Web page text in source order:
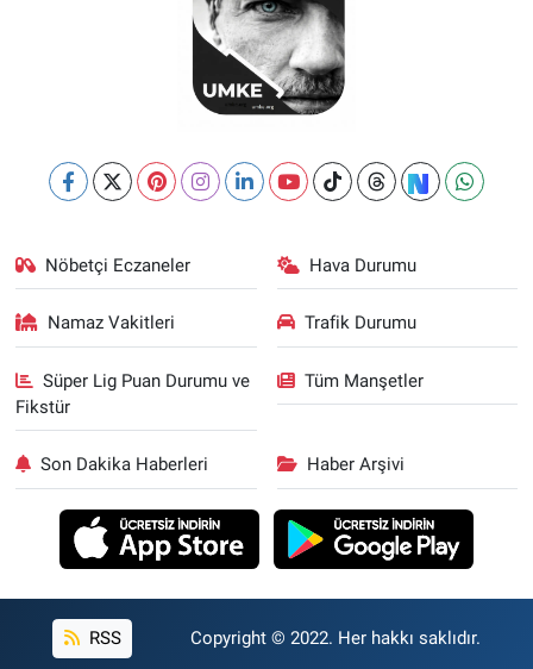
Nöbetçi Eczaneler Hava Durumu
Namaz Vakitleri Trafik Durumu
Süper Lig Puan Durumu ve
Fikstür
Tüm Manşetler
Son Dakika Haberleri Haber Arşivi
RSS Copyright © 2022. Her hakkı saklıdır.